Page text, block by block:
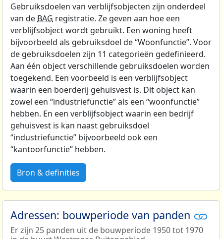
Gebruiksdoelen van verblijfsobjecten zijn onderdeel
van de BAG registratie. Ze geven aan hoe een
verblijfsobject wordt gebruikt. Een woning heeft
bijvoorbeeld als gebruiksdoel de “Woonfunctie”. Voor
de gebruiksdoelen zijn 11 categorieën gedefinieerd.
Aan één object verschillende gebruiksdoelen worden
toegekend. Een voorbeeld is een verblijfsobject
waarin een boerderij gehuisvest is. Dit object kan
zowel een “industriefunctie” als een “woonfunctie”
hebben. En een verblijfsobject waarin een bedrijf
gehuisvest is kan naast gebruiksdoel
“industriefunctie” bijvoorbeeld ook een
“kantoorfunctie” hebben.
Bron & definities
Adressen: bouwperiode van panden
Er zijn 25 panden uit de bouwperiode 1950 tot 1970